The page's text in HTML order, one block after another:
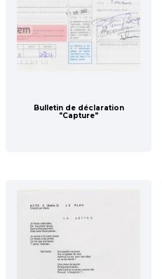
Bulletin de déclaration
"Capture"